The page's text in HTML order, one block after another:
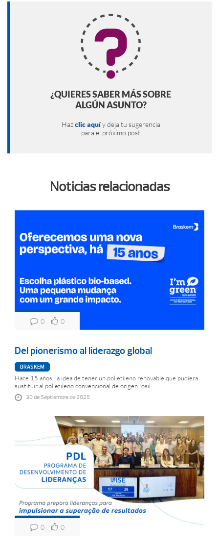
¿QUIERES SABER MÁS SOBRE
ALGÚN ASUNTO?
Hazclic aquíy deja tu sugerencia
para el próximo post
Noticias relacionadas
0 0
Del pionerismo al liderazgo global
BRASKEM
Hace 15 años, la idea de tener un polietileno renovable que pudiera
sustituir al polietileno convencional de origen fósil...
30 de Septiembre de 2025
0 0